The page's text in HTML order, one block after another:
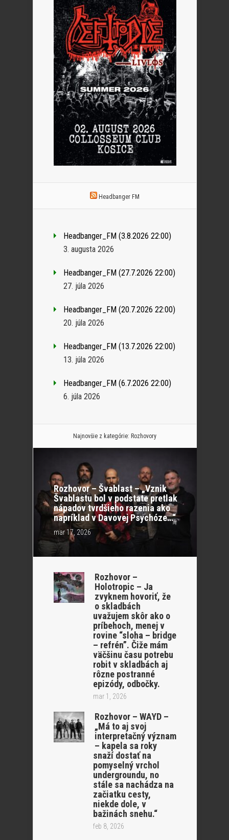
Headbanger FM
Headbanger_FM (3.8.2026 22:00)
3. augusta 2026
Headbanger_FM (27.7.2026 22:00)
27. júla 2026
Headbanger_FM (20.7.2026 22:00)
20. júla 2026
Headbanger_FM (13.7.2026 22:00)
13. júla 2026
Headbanger_FM (6.7.2026 22:00)
6. júla 2026
Najnovšie z kategórie: Rozhovory
Rozhovor – Švablast – „Vznik
Švablastu bol v podstate pretlak
nápadov tvrdšieho razenia ako
napríklad v Davovej Psychóze…“
mar 17, 2026
Rozhovor –
Holotropic – Ja
zvyknem hovoriť, že
o skladbách
uvažujem skôr ako o
príbehoch, menej v
rovine “sloha – bridge
– refrén”. Čiže mám
väčšinu času potrebu
robit v skladbách aj
rôzne postranné
epizódy, odbočky.
mar 1, 2026
Rozhovor – WAYD –
„Má to aj svoj
interpretačný význam
– kapela sa roky
snaží dostať na
pomyselný vrchol
undergroundu, no
stále sa nachádza na
začiatku cesty,
niekde dole, v
bažinách snehu.“
feb 8, 2026